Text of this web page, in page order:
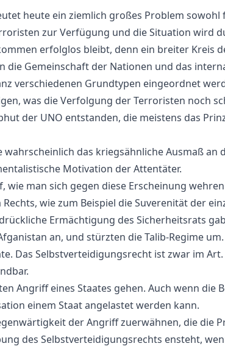
heute ein ziemlich großes Problem
zur Verfügung und die Situation wird
erfolglos bleibt, denn ein breiter Kreis
die Gemeinschaft der Nationen und das
verschiedenen Grundtypen eingeordnet
was die Verfolgung der Terroristen noch
der UNO entstanden, die meistens das
wahrscheinlich das kriegsähnliche Ausmaß
Motivation der Attentäter.
wie man sich gegen diese Erscheinung
wie zum Beispiel die Suverenität der
Ermächtigung des Sicherheitsrats
an, und stürzten die Talib-Regime
Das Selbstverteidigungsrecht ist zwar im
Angriff eines Staates gehen. Auch wenn
einem Staat angelastet werden kann.
der Angriff zuerwähnen, die die
des Selbstverteidigungsrechts ensteht,